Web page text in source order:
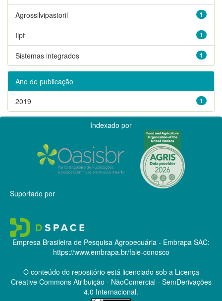
1
Agrossilvipastoril
1
Ilpf
1
Sistemas integrados
Ano de publicação
1
2019
Indexado por
Suportado por
Empresa Brasileira de Pesquisa Agropecuária - Embrapa SAC:
https://www.embrapa.br/fale-conosco
O conteúdo do repositório está licenciado sob a Licença
Creative CommonsAtribuição - NãoComercial - SemDerivações
4.0 Internacional.